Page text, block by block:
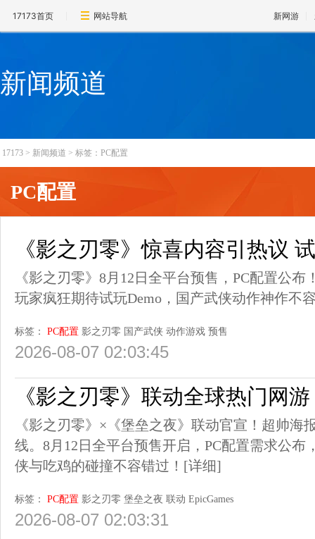
17173首页 网站导航 新网游
新闻频道
17173 > 新闻频道 > 标签：PC配置
PC配置
《影之刃零》惊喜内容引热议
《影之刃零》8月12日全平台预售，PC配置公
玩家疯狂期待试玩Demo，国产武侠动作神作不
标签： PC配置 影之刃零 国产武侠 动作游戏 预售
2026-08-07 02:03:45
《影之刃零》联动全球热门网
《影之刃零》×《堡垒之夜》联动官宣！超帅海
线。8月12日全平台预售开启，PC配置需求公布
侠与吃鸡的碰撞不容错过！ [详细]
标签： PC配置 影之刃零 堡垒之夜 联动 EpicGames
2026-08-07 02:03:31